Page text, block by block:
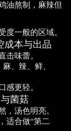
油熬制，麻辣但
度一般的区域。
成本与出品
击味蕾。
、辣、鲜、
感更轻。
菌菇
，汤色明亮。
适合做“第二